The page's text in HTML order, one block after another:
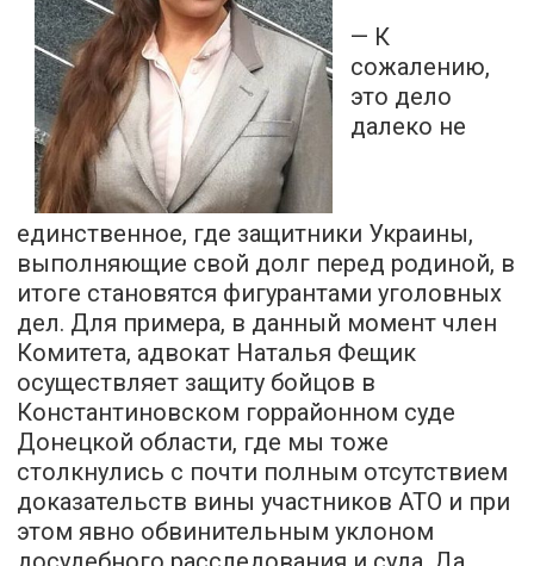
— К
сожалению,
это дело
далеко не
единственное, где защитники Украины,
выполняющие свой долг перед родиной, в
итоге становятся фигурантами уголовных
дел. Для примера, в данный момент член
Комитета, адвокат Наталья Фещик
осуществляет защиту бойцов в
Константиновском горрайонном суде
Донецкой области, где мы тоже
столкнулись с почти полным отсутствием
доказательств вины участников АТО и при
этом явно обвинительным уклоном